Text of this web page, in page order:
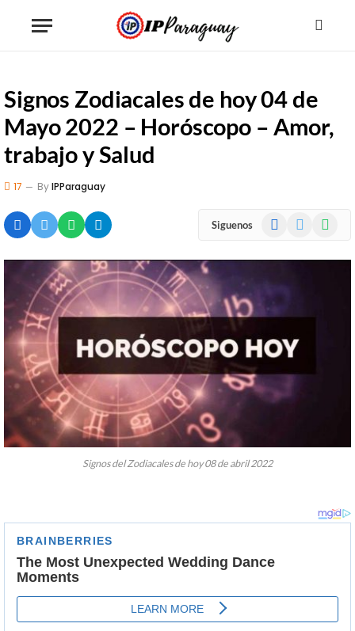
Signos Zodiacales de hoy 04 de
Mayo 2022 – Horóscopo – Amor,
trabajo y Salud
17 ByIPParaguay
Siguenos Facebook
Signos del Zodiacales de hoy 08 de abril 2022